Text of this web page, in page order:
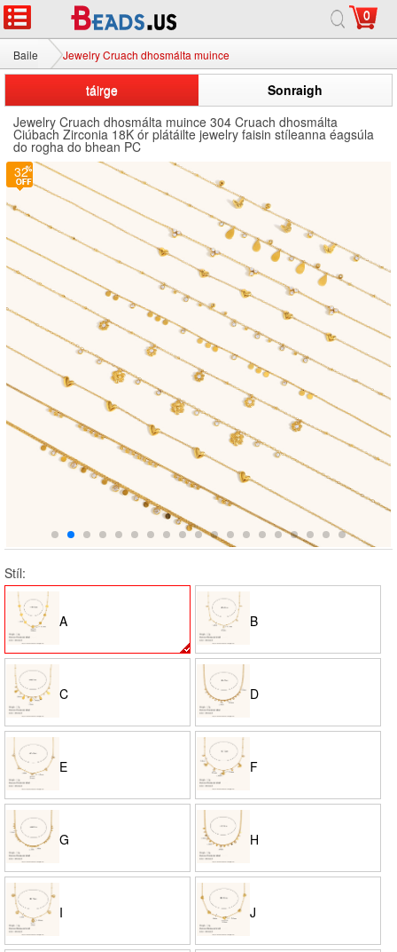
0
Baile Jewelry Cruach dhosmálta muince
táirge
Sonraigh
Jewelry Cruach dhosmálta muince 304 Cruach dhosmálta
Ciúbach Zirconia 18K ór plátáilte jewelry faisin stíleanna éagsúla
do rogha do bhean PC
32
Stíl:
A B
C D
E F
G H
I J